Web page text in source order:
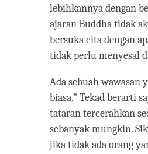
lebihkannya dengan
ajaran Buddha tidak
bersuka cita dengan
tidak perlu menyesal
Ada sebuah wawasan
biasa." Tekad berarti
tataran tercerahkan
sebanyak mungkin.
jika tidak ada orang